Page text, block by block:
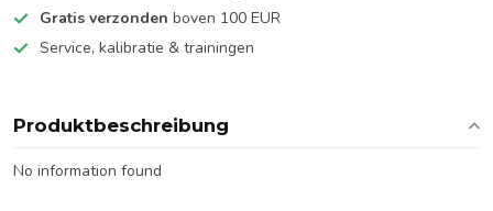
Gratis verzonden boven 100 EUR
Service, kalibratie & trainingen
Produktbeschreibung
No information found